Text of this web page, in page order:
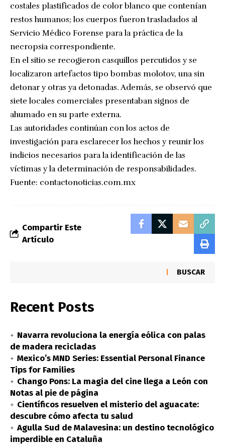
costales plastificados de color blanco que contenían
restos humanos; los cuerpos fueron trasladados al
Servicio Médico Forense para la práctica de la
necropsia correspondiente.
En el sitio se recogieron casquillos percutidos y se
localizaron artefactos tipo bombas molotov, una sin
detonar y otras ya detonadas. Además, se observó que
siete locales comerciales presentaban signos de
ahumado en su parte externa.
Las autoridades continúan con los actos de
investigación para esclarecer los hechos y reunir los
indicios necesarios para la identificación de las
víctimas y la determinación de responsabilidades.
Fuente: contactonoticias.com.mx
Compartir Este
Artículo
BUSCAR
Recent Posts
Navarra revoluciona la energía eólica con palas
de madera recicladas
Mexico’s MND Series: Essential Personal Finance
Tips for Families
Chango Pons: La magia del cine llega a León con
Notas al pie de página
Científicos resuelven el misterio del aguacate:
descubre cómo afecta tu salud
Agulla Sud de Malavesina: un destino tecnológico
imperdible en Cataluña